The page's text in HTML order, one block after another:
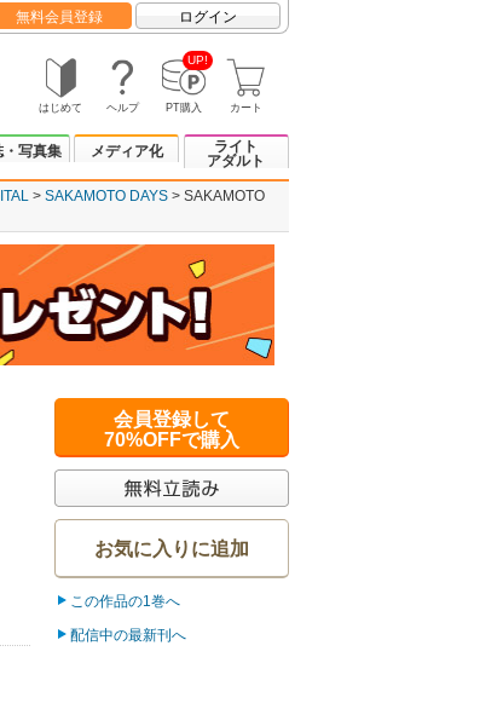
無料会員登録 ログイン
はじめて ヘルプ
UP!
PT購入 カート
・写真集 メディア化
ライト
アダルト
SAKAMOTO DAYS
SAKAMOTO
会員登録して
70%OFFで購入
お気に入りに追加
この作品の1巻へ
配信中の最新刊へ